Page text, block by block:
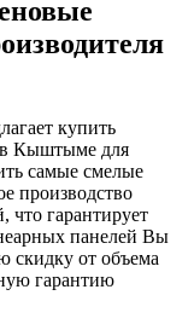
купить
в Кыштыме для
самые смелые
производство
что гарантирует
панелей Вы
скидку от объема
гарантию